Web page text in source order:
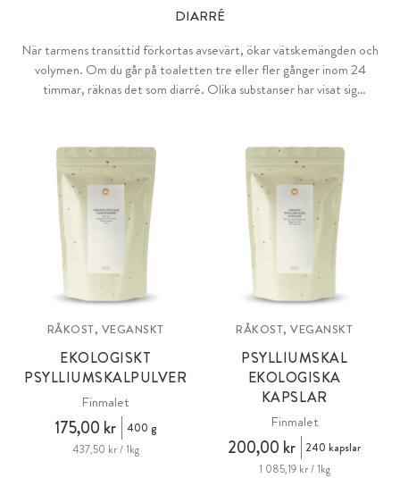
DIARRÉ
När tarmens transittid förkortas avsevärt, ökar vätskemängden och
volymen. Om du går på toaletten tre eller fler gånger inom 24
timmar, räknas det som diarré. Olika substanser har visat sig
RÅKOST, VEGANSKT
EKOLOGISKT
PSYLLIUMSKALPULVER
Finmalet
175,00 kr
400 g
437,50 kr / 1kg
RÅKOST, VEGANSKT
PSYLLIUMSKAL
EKOLOGISKA
KAPSLAR
Finmalet
200,00 kr
240 kapslar
1 085,19 kr / 1kg